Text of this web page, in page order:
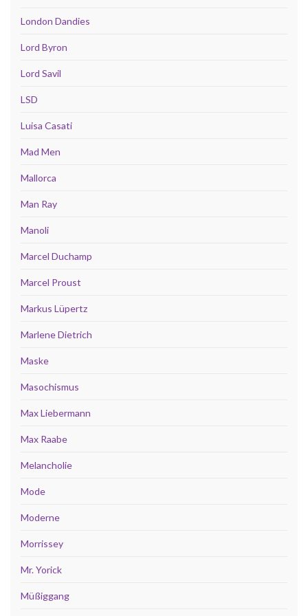
London Dandies
Lord Byron
Lord Savil
LSD
Luisa Casati
Mad Men
Mallorca
Man Ray
Manoli
Marcel Duchamp
Marcel Proust
Markus Lüpertz
Marlene Dietrich
Maske
Masochismus
Max Liebermann
Max Raabe
Melancholie
Mode
Moderne
Morrissey
Mr. Yorick
Müßiggang